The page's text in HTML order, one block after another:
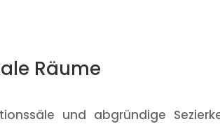
Räume
und abgründige